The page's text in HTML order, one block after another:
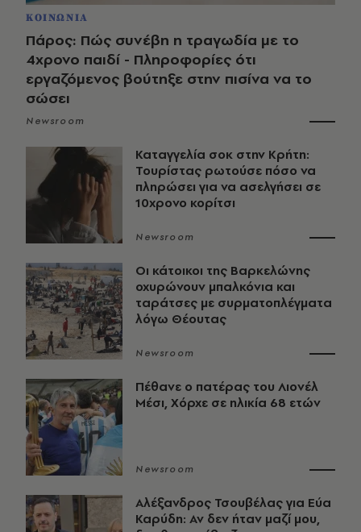
ΚΟΙΝΩΝΙΑ
Πάρος: Πώς συνέβη η τραγωδία με το
4χρονο παιδί - Πληροφορίες ότι
εργαζόμενος βούτηξε στην πισίνα να το
σώσει
Newsroom
Καταγγελία σοκ στην Κρήτη:
Τουρίστας ρωτούσε πόσο να
πληρώσει για να ασελγήσει σε
10χρονο κορίτσι
Newsroom
Οι κάτοικοι της Βαρκελώνης
οχυρώνουν μπαλκόνια και
ταράτσες με συρματοπλέγματα
λόγω Θέουτας
Newsroom
Πέθανε ο πατέρας του Λιονέλ
Μέσι, Χόρχε σε ηλικία 68 ετών
Newsroom
Αλέξανδρος Τσουβέλας για Εύα
Καρύδη: Αν δεν ήταν μαζί μου,